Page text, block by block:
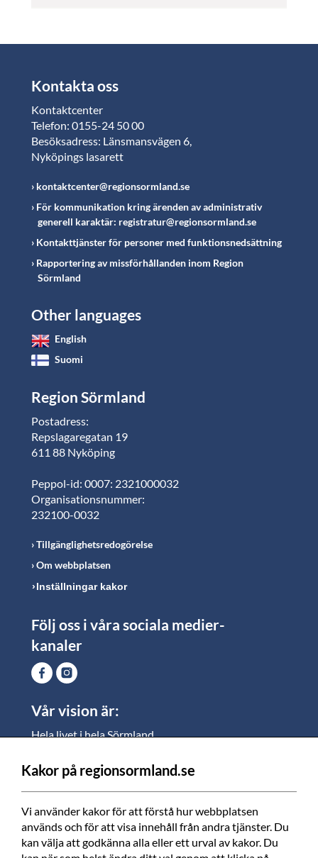
Kontakta oss
Kontaktcenter
Telefon: 0155-24 50 00
Besöksadress: Länsmansvägen 6,
Nyköpings lasarett
kontaktcenter@regionsormland.se
För kommunikation kring ärenden av administrativ
generell karaktär: registratur@regionsormland.se
Kontakttjänster för personer med funktionsnedsättning
Rapportering av missförhållanden inom Region
Sörmland
Other languages
English
Suomi
Region Sörmland
Postadress:
Repslagaregatan 19
611 88 Nyköping
Peppol-id: 0007: 2321000032
Organisationsnummer:
232100-0032
Tillgänglighetsredogörelse
Om webbplatsen
Inställningar kakor
Följ oss i våra sociala medier-
kanaler
Vår vision är:
Hela livet i hela Sörmland.
vi vill skapa jämlika möjligheter för både
medarbetare och invånare att växa.
Vi är en tillgänglig region som varje dag förbättrar
livskvaliteten för alla som bor och verkar i Sörmland.
Kakor på regionsormland.se
Vi använder kakor för att förstå hur webbplatsen
används och för att visa innehåll från andra tjänster. Du
kan välja att godkänna alla eller ett urval av kakor. Du